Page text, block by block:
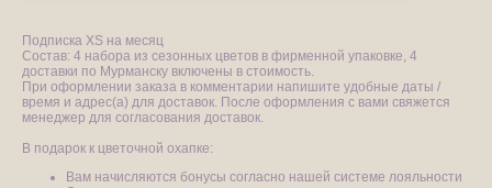
Подписка XS на месяц
Состав: 4 набора из сезонных цветов в фирменной упаковке, 4
доставки по Мурманску включены в стоимость.
При оформлении заказа в комментарии напишите удобные даты /
время и адрес(а) для доставок. После оформления с вами свяжется
менеджер для согласования доставок.
В подарок к цветочной охапке:​
Вам начисляются бонусы согласно нашей системе лояльности